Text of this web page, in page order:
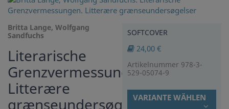
Britta Lange, Wolfgang
Sandfuchs
Literarische
Grenzvermessungen.
Litterære
grænseundersøgelser
SOFTCOVER
24,00 €
Artikelnummer 978-3-
529-05074-9
VARIANTE WÄHLEN